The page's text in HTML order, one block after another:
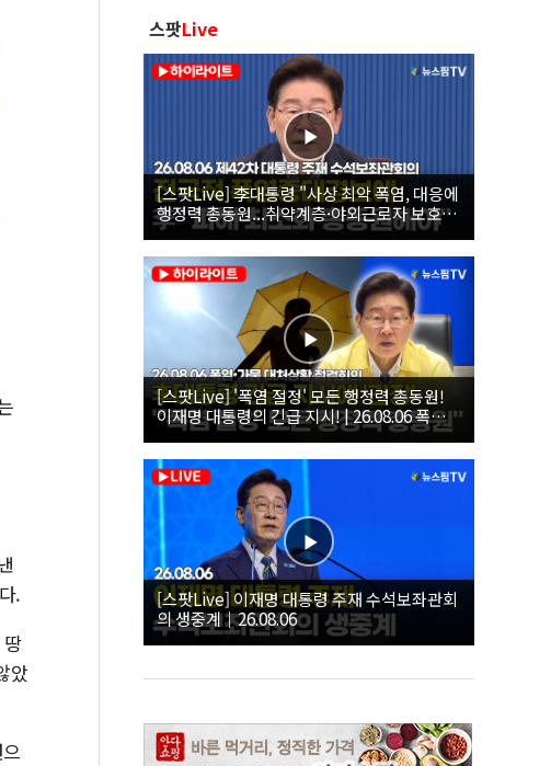
.
았
스팟Live
[스팟Live] 李대통령 "사상 최악 폭염, 대응에
행정력 총동원...취약계층·야외근로자 보호에
힘써야"｜26.08.06 제42차 대통령 주재 수석
보좌관회의
[스팟Live] '폭염 절정' 모든 행정력 총동원!
이재명 대통령의 긴급 지시! | 26.08.06 폭염•
가뭄 대처상황 점검회의
[스팟Live] 이재명 대통령 주재 수석보좌관회
의 생중계｜26.08.06